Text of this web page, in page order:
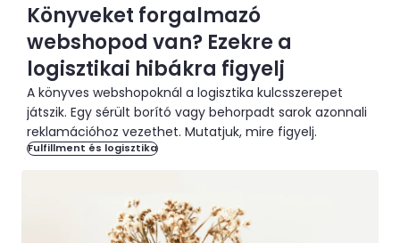
Könyveket forgalmazó
webshopod van? Ezekre a
logisztikai hibákra figyelj
A könyves webshopoknál a logisztika kulcsszerepet
játszik. Egy sérült borító vagy behorpadt sarok azonnali
reklamációhoz vezethet. Mutatjuk, mire figyelj.
Fulfillment és logisztika